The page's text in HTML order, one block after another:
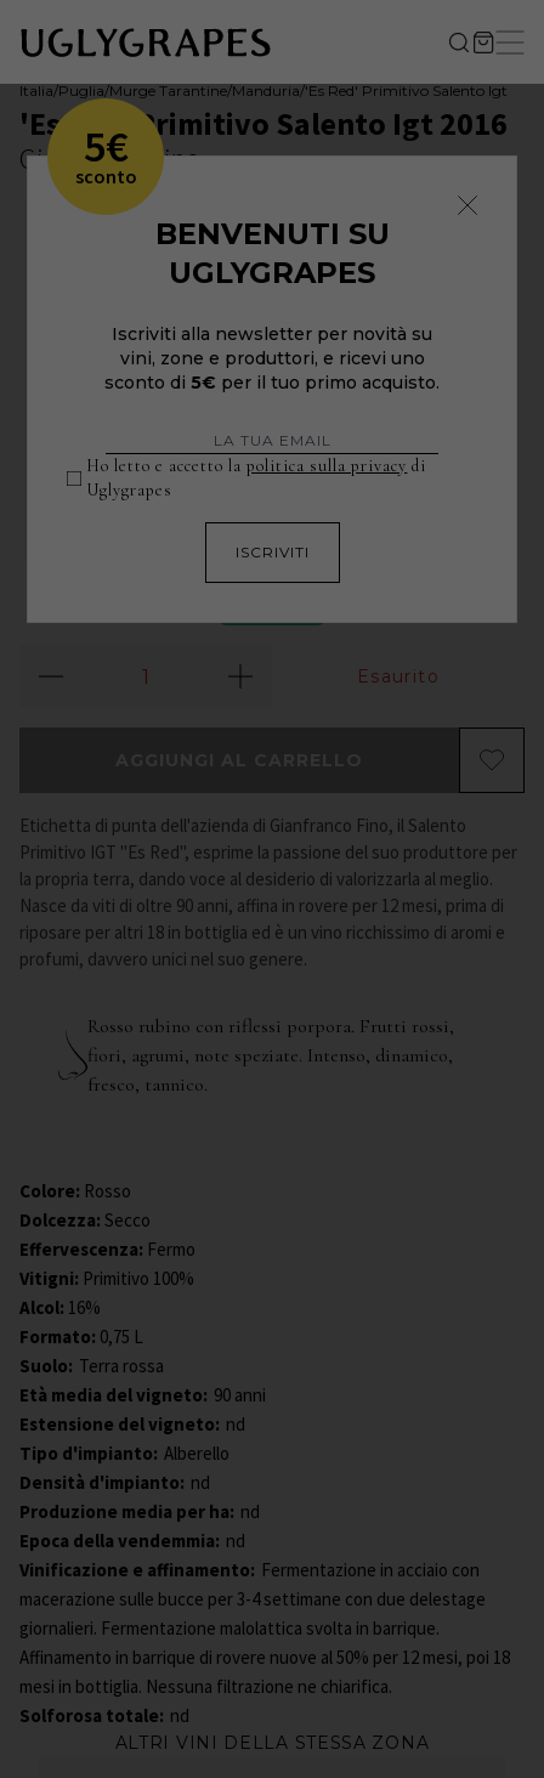
Italia/Puglia/Murge Tarantine/Manduria/'Es Red' Primitivo Salento Igt
'Es Red' Primitivo Salento Igt 2016
Gianfranco Fino
Etichetta di punta dell'azienda di Gianfranco Fino, il Salento
Primitivo IGT "Es Red", esprime la passione del suo produttore per
la propria terra, dando voce al desiderio di valorizzarla al meglio.
Nasce da viti di oltre 90 anni, affina in rovere per 12 mesi, prima di
riposare per altri 18 in bottiglia ed è un vino ricchissimo di aromi e
profumi, davvero unici nel suo genere.
Rosso rubino con riflessi porpora. Frutti rossi,
fiori, agrumi, note speziate. Intenso, dinamico,
fresco, tannico.
Esaurito
Colore: Rosso
Dolcezza: Secco
Effervescenza: Fermo
Vitigni: Primitivo 100%
Alcol: 16%
Formato: 0,75 L
Suolo: Terra rossa
Età media del vigneto: 90 anni
Estensione del vigneto: nd
Tipo d'impianto: Alberello
Densità d'impianto: nd
Produzione media per ha: nd
Epoca della vendemmia: nd
Vinificazione e affinamento: Fermentazione in acciaio con
macerazione sulle bucce per 3-4 settimane con due delestage
giornalieri. Fermentazione malolattica svolta in barrique.
Affinamento in barrique di rovere nuove al 50% per 12 mesi, poi 18
mesi in bottiglia. Nessuna filtrazione ne chiarifica.
Solforosa totale: nd
ALTRI VINI DELLA STESSA ZONA
5€
sconto
BENVENUTI SU
UGLYGRAPES
Iscriviti alla newsletter per novità su
vini, zone e produttori, e ricevi uno
sconto di 5€ per il tuo primo acquisto.
Ho letto e accetto lapolitica sulla privacy di
Uglygrapes
ISCRIVITI